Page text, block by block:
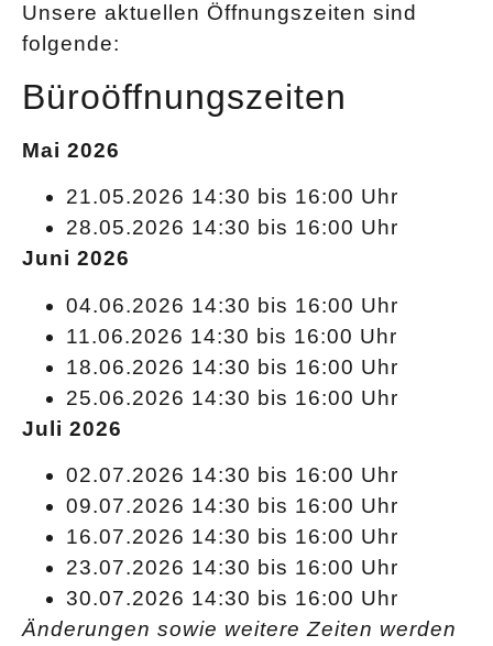
Unsere aktuellen Öffnungszeiten sind
folgende:
Büroöffnungszeiten
Mai 2026
21.05.2026 14:30 bis 16:00 Uhr
28.05.2026 14:30 bis 16:00 Uhr
Juni 2026
04.06.2026 14:30 bis 16:00 Uhr
11.06.2026 14:30 bis 16:00 Uhr
18.06.2026 14:30 bis 16:00 Uhr
25.06.2026 14:30 bis 16:00 Uhr
Juli 2026
02.07.2026 14:30 bis 16:00 Uhr
09.07.2026 14:30 bis 16:00 Uhr
16.07.2026 14:30 bis 16:00 Uhr
23.07.2026 14:30 bis 16:00 Uhr
30.07.2026 14:30 bis 16:00 Uhr
Änderungen sowie weitere Zeiten werden